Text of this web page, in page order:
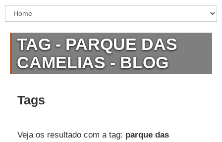
TAG - PARQUE DAS
CAMELIAS - BLOG
Tags
Veja os resultado com a tag: parque das